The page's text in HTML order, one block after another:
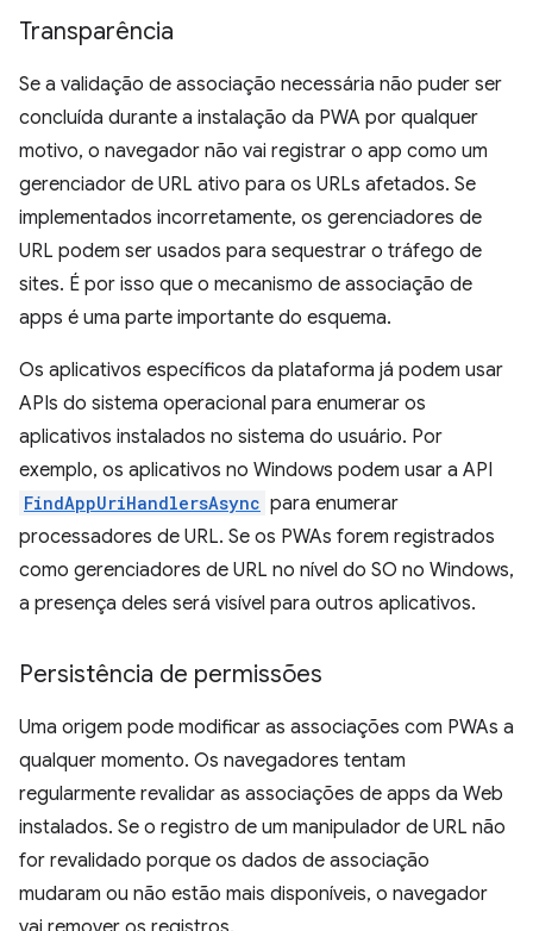
Transparência
Se a validação de associação necessária não puder ser
concluída durante a instalação da PWA por qualquer
motivo, o navegador não vai registrar o app como um
gerenciador de URL ativo para os URLs afetados. Se
implementados incorretamente, os gerenciadores de
URL podem ser usados para sequestrar o tráfego de
sites. É por isso que o mecanismo de associação de
apps é uma parte importante do esquema.
Os aplicativos específicos da plataforma já podem usar
APIs do sistema operacional para enumerar os
aplicativos instalados no sistema do usuário. Por
exemplo, os aplicativos no Windows podem usar a API
FindAppUriHandlersAsync para enumerar
processadores de URL. Se os PWAs forem registrados
como gerenciadores de URL no nível do SO no Windows,
a presença deles será visível para outros aplicativos.
Persistência de permissões
Uma origem pode modificar as associações com PWAs a
qualquer momento. Os navegadores tentam
regularmente revalidar as associações de apps da Web
instalados. Se o registro de um manipulador de URL não
for revalidado porque os dados de associação
mudaram ou não estão mais disponíveis, o navegador